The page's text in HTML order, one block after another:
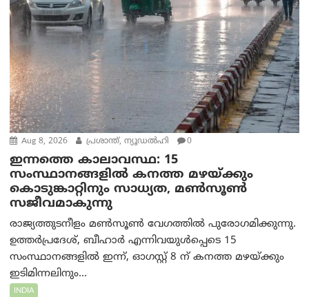
Aug 8, 2026 പ്രശാന്ത്, ന്യൂഡല്‍ഹി 0
ഇന്നത്തെ കാലാവസ്ഥ: 15
സംസ്ഥാനങ്ങളിൽ കനത്ത മഴയ്ക്കും
കൊടുങ്കാറ്റിനും സാധ്യത, മൺസൂൺ
സജീവമാകുന്നു
രാജ്യത്തുടനീളം മൺസൂൺ വേഗത്തിൽ പുരോഗമിക്കുന്നു.
ഉത്തർപ്രദേശ്, ബീഹാർ എന്നിവയുൾപ്പെടെ 15
സംസ്ഥാനങ്ങളിൽ ഇന്ന്, ഓഗസ്റ്റ് 8 ന് കനത്ത മഴയ്ക്കും
ഇടിമിന്നലിനും...
INDIA